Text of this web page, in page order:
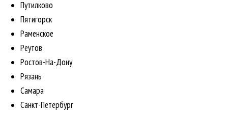
Путилково
Пятигорск
Раменское
Реутов
Ростов-На-Дону
Рязань
Самара
Санкт-Петербург